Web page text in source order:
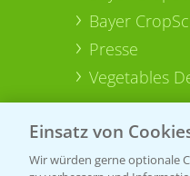
Bayer
Presse
Vegetables
Einsatz von
Wir würden gerne optionale